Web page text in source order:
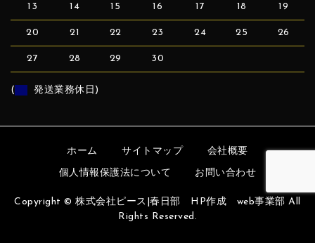
13 14 15 16 17 18 19
20 21 22 23 24 25 26
27 28 29 30
( 発送業務休日)
ホーム サイトマップ 会社概要
個人情報保護法について お問い合わせ
Copyright © 株式会社ピース|春日部 HP作成 web事業部 All
Rights Reserved.